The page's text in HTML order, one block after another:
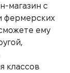
магазин с
фермерских
ему
классов